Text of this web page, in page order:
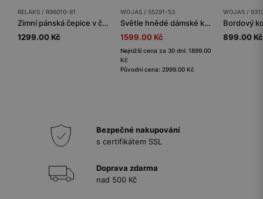
RELAKS / R96010-81
Zimní pánská čepice v černo-šedém odstínu
1299.00 Kč
WOJAS / 55291-53
Světle hnědé dámské kotníkové boty na podpatku
1599.00 Kč
Nejnižší cena za 30 dní: 1899.00
Kč
Původní cena: 2999.00 Kč
WOJAS /
899.00 Kč
Bezpečné nakupování
s certifikátem SSL
Doprava zdarma
nad 500 Kč